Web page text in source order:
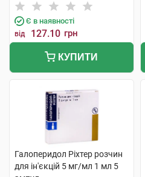
Є в наявності
від 127.10 грн
КУПИТИ
Галоперидол Ріхтер розчин
для ін'єкцій 5 мг/мл 1 мл 5